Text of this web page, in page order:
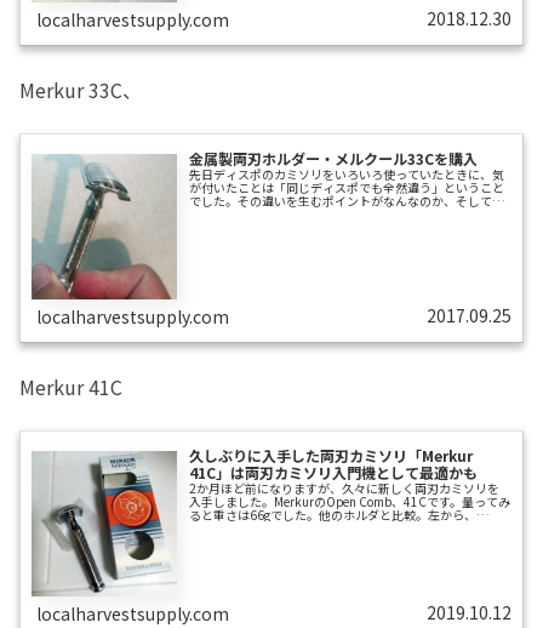
リッジと比べた両刃の長所である 1枚刃...
localharvestsupply.com 2018.12.30
Merkur 33C、
金属製両刃ホルダー・メルクール33Cを購入
先日ディスポのカミソリをいろいろ使っていたときに、気
が付いたことは「同じディスポでも全然違う」ということ
でした。その違いを生むポイントがなんなのか、そしてカ
localharvestsupply.com 2017.09.25
Merkur 41C
久しぶりに入手した両刃カミソリ「Merkur
41C」は両刃カミソリ入門機として最適かも
2か月ほど前になりますが、久々に新しく両刃カミソリを
入手しました。MerkurのOpen Comb、41Cです。量ってみ
ると重さは66gでした。他のホルダと比較。左から、
localharvestsupply.com 2019.10.12